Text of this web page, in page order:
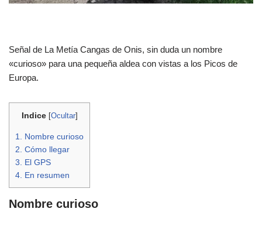
Señal de La Metía Cangas de Onis, sin duda un nombre
«curioso» para una pequeña aldea con vistas a los Picos de
Europa.
Indice [Ocultar]
1. Nombre curioso
2. Cómo llegar
3. El GPS
4. En resumen
Nombre curioso